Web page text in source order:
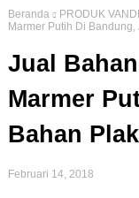
Beranda PRODUK
Marmer Putih Di
Jual
Marmer
Bahan
Februari 14, 2018